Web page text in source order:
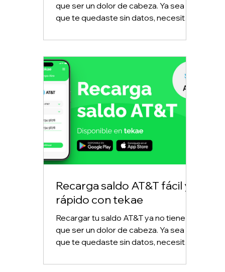
que ser un dolor de cabeza. Ya sea
que te quedaste sin datos, necesites
simplemente busques una forma
más rápida de hacerlo, tekae te
permite recargar Unefon desde tu
celular en cualquier momento del día.
Recarga saldo AT&T fácil y
rápido con tekae
Recargar tu saldo AT&T ya no tiene
que ser un dolor de cabeza. Ya sea
que te quedaste sin datos, necesites
simplemente busques una forma